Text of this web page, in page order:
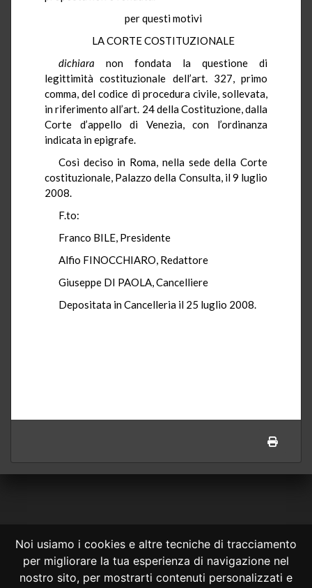
Noi usiamo i cookies e altre tecniche di tracciamento
per migliorare la tua esperienza di navigazione nel
nostro sito, per mostrarti contenuti personalizzati e
per questi motivi
LA CORTE COSTITUZIONALE
dichiara
non fondata la questione di
legittimità costituzionale dell’art. 327, primo
comma, del codice di procedura civile, sollevata,
in riferimento all’art. 24 della Costituzione, dalla
Corte d’appello di Venezia, con l’ordinanza
indicata in epigrafe.
Così deciso in Roma, nella sede della Corte
costituzionale, Palazzo della Consulta, il 9 luglio
2008.
F.to:
Franco BILE, Presidente
Alfio FINOCCHIARO, Redattore
Giuseppe DI PAOLA, Cancelliere
Depositata in Cancelleria il 25 luglio 2008.
CONSULTA ONLINE DAL 1995 -NOTE LEGALI